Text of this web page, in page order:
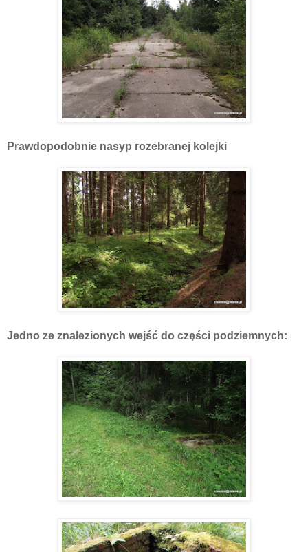
Prawdopodobnie nasyp rozebranej kolejki
Jedno ze znalezionych wejść do części podziemnych: